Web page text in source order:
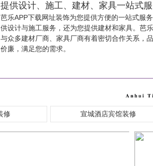
提供设计、施工、建材、家具一站式
芭乐APP下载网址装饰为您提供方便的一站式服务
供设计与施工服务，还为您提供建材和家具。
与众多建材厂商、家具厂商有着密切合作关系，品
价廉，满足您的需求。
修 宣城酒店宾馆装修